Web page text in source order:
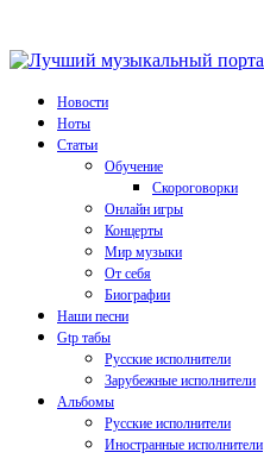
Новости
Ноты
Статьи
Обучение
Скороговорки
Онлайн игры
Концерты
Мир музыки
От себя
Биографии
Наши песни
Gtp табы
Русские исполнители
Зарубежные исполнители
Альбомы
Русские исполнители
Иностранные исполнители